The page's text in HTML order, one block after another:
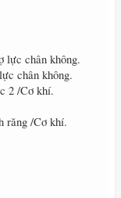
lực chân không.
chân không.
2 /Cơ khí.
răng /Cơ khí.